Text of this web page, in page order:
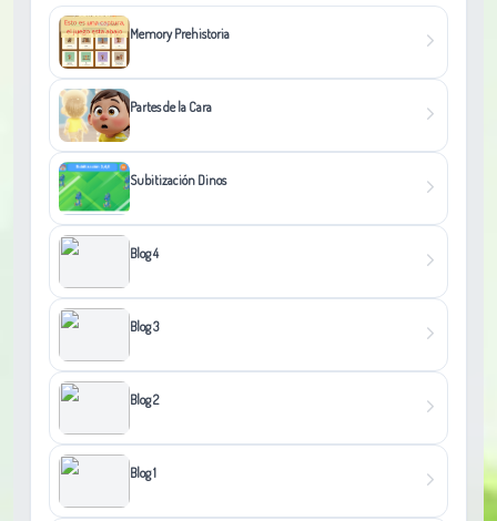
Memory Prehistoria
Partes de la Cara
Subitización Dinos
Blog 4
Blog 3
Blog 2
Blog 1